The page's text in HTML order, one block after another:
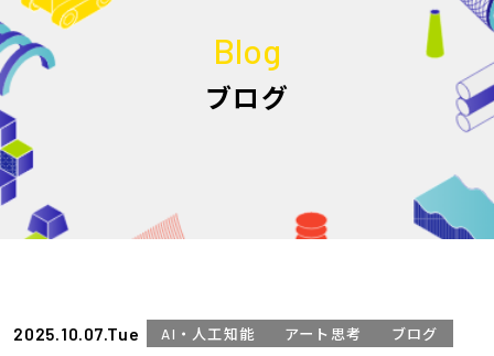
Blog
ブログ
2025.10.07.Tue AI・人工知能 アート思考 ブログ